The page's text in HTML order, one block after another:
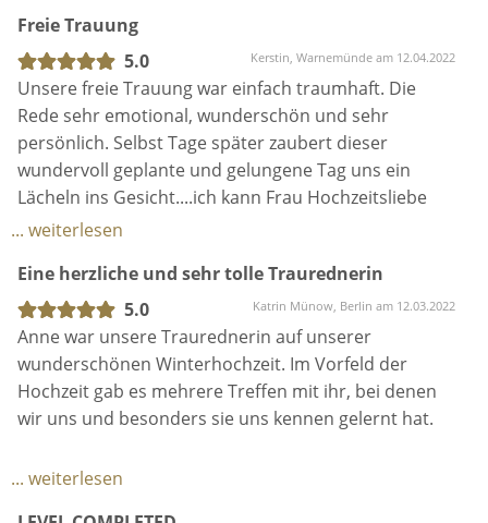
Willkommensfest für Kinder und Hochzeitsplanung
https://www.frau-hochzeitsliebe.de
Frau Hochzeitsliebe: Startseite I Freie Traurednerin
Frau Hochzeitsliebe - IHK zertifizierte Freie
Traurednerin aus Berlin für Freie Trauungen,
Erneuerung des Eheversprechens, Willkommensfest,
...
Es fehlt: rezensionen ‎| Muss Folgendes enthalten:
https://www.traucheck.de › anbieter
Frau Hochzeitsliebe (IHK) - Trauredner &
Hochzeitsredner
Annekatrin Kirchhoff in Berlin Frau Hochzeitsliebe
(IHK) auf traucheck.de - Der Plattform für Deine
Traumhochzeit. Mit Bewertungen, Bildern und
5,0
Freie Trauung
5.0
Kerstin, Warnemünde am 12.04.2022
Unsere freie Trauung war einfach traumhaft. Die
Rede sehr emotional, wunderschön und sehr
persönlich. Selbst Tage später zaubert dieser
wundervoll geplante und gelungene Tag uns ein
Lächeln ins Gesicht....ich kann Frau Hochzeitsliebe
absolut empfehlen und würde sie immer wieder
... weiterlesen
Eine herzliche und sehr tolle Traurednerin
5.0
Katrin Münow, Berlin am 12.03.2022
Anne war unsere Traurednerin auf unserer
wunderschönen Winterhochzeit. Im Vorfeld der
Hochzeit gab es mehrere Treffen mit ihr, bei denen
wir uns und besonders sie uns kennen gelernt hat.
In unserer Traurede hat Anne uns wunderbar
... weiterlesen